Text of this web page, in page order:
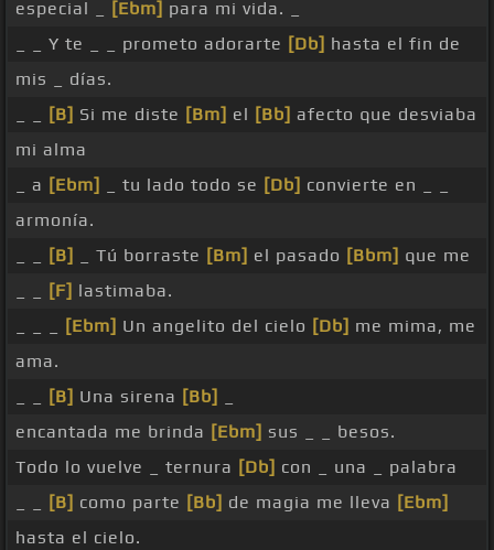
especial _ [Ebm] para mi vida. _
_ _ Y te _ _ prometo adorarte [Db] hasta el fin de
mis _ días.
[B] Si me diste [Bm] el [Bb] afecto que desviaba
mi alma
_ a [Ebm] _ tu lado todo se [Db] convierte en _ _
armonía.
[B] _ Tú borraste [Bm] el pasado [Bbm] que me
[F] lastimaba.
[Ebm] Un angelito del cielo [Db] me mima, me
ama.
[B] Una sirena [Bb]
encantada me brinda [Ebm] sus _ _ besos.
Todo lo vuelve _ ternura [Db] con _ una _ palabra
[B] como parte [Bb] de magia me lleva [Ebm]
hasta el cielo.